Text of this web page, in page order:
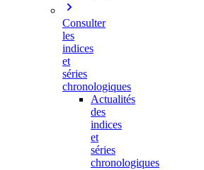
Consulter
les
indices
et
séries
chronologiques
Actualités
des
indices
et
séries
chronologiques